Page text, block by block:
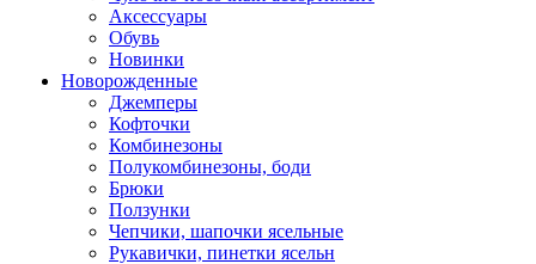
Аксессуары
Обувь
Новинки
Новорожденные
Джемперы
Кофточки
Комбинезоны
Полукомбинезоны, боди
Брюки
Ползунки
Чепчики, шапочки ясельные
Рукавички, пинетки ясельн